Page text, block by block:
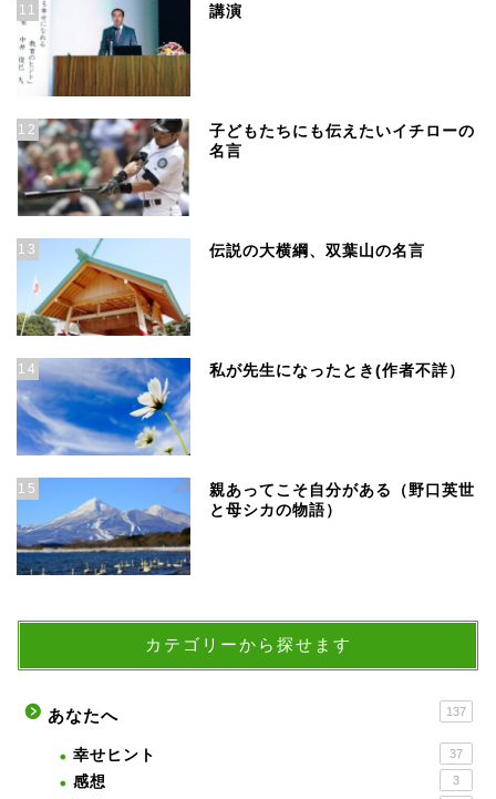
11 講演
12
子どもたちにも伝えたいイチローの
名言
13 伝説の大横綱、双葉山の名言
14 私が先生になったとき(作者不詳）
15
親あってこそ自分がある（野口英世
と母シカの物語）
カテゴリーから探せます
あなたへ 137
幸せヒント 37
感想 3